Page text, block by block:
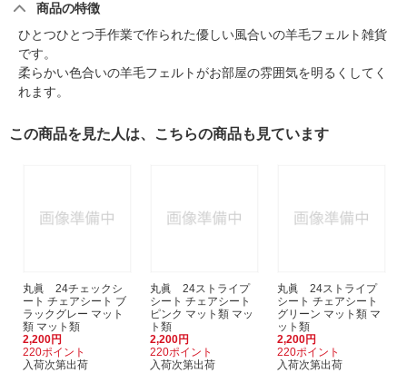
商品の特徴
ひとつひとつ手作業で作られた優しい風合いの羊毛フェルト雑貨
です。
柔らかい色合いの羊毛フェルトがお部屋の雰囲気を明るくしてく
れます。
この商品を見た人は、こちらの商品も見ています
丸眞 24チェックシ
ート チェアシート ブ
ラックグレー マット
類 マット類
2,200円
220ポイント
入荷次第出荷
丸眞 24ストライプ
シート チェアシート
ピンク マット類 マッ
ト類
2,200円
220ポイント
入荷次第出荷
丸眞 24ストライプ
シート チェアシート
グリーン マット類 マ
ット類
2,200円
220ポイント
入荷次第出荷